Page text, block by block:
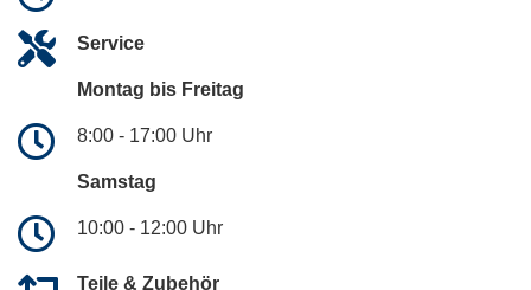
Service
Montag bis Freitag
8:00 - 17:00 Uhr
Samstag
10:00 - 12:00 Uhr
Teile & Zubehör